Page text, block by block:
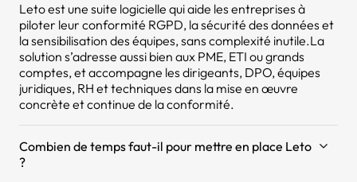
Leto est une suite logicielle qui aide les entreprises à
piloter leur conformité RGPD, la sécurité des données et
la sensibilisation des équipes, sans complexité inutile.La
solution s’adresse aussi bien aux PME, ETI ou grands
comptes, et accompagne les dirigeants, DPO, équipes
juridiques, RH et techniques dans la mise en œuvre
concrète et continue de la conformité.
Combien de temps faut-il pour mettre en place Leto
?